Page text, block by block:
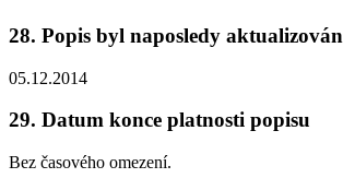
28. Popis byl naposledy aktualizován
05.12.2014
29. Datum konce platnosti popisu
Bez časového omezení.